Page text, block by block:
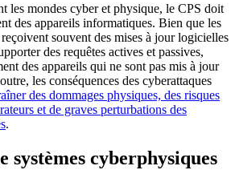
les mondes cyber et physique, le CPS doit
des appareils informatiques. Bien que les
souvent des mises à jour logicielles
des requêtes actives et passives,
des appareils qui ne sont pas mis à jour
les conséquences des cyberattaques
des dommages physiques, des risques
et de graves perturbations des
.
systèmes cyberphysiques